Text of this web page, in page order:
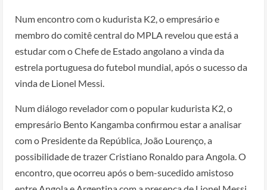
Num encontro com o kudurista K2, o empresário e
membro do comitê central do MPLA revelou que está a
estudar com o Chefe de Estado angolano a vinda da
estrela portuguesa do futebol mundial, após o sucesso da
vinda de Lionel Messi.
Num diálogo revelador com o popular kudurista K2, o
empresário Bento Kangamba confirmou estar a analisar
com o Presidente da República, João Lourenço, a
possibilidade de trazer Cristiano Ronaldo para Angola. O
encontro, que ocorreu após o bem-sucedido amistoso